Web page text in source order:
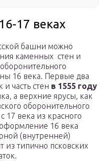
17 веках
башни можно
каменных стен и
16 века. Первые два
часть стен в 1555 году
а верхние ярусы, как
оборонительного
17 века из красного
16 века
(внутренней)
из типично псковских